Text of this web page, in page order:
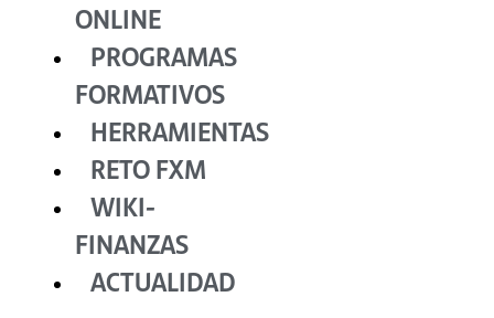
ONLINE
PROGRAMAS
FORMATIVOS
HERRAMIENTAS
RETO FXM
WIKI-
FINANZAS
ACTUALIDAD